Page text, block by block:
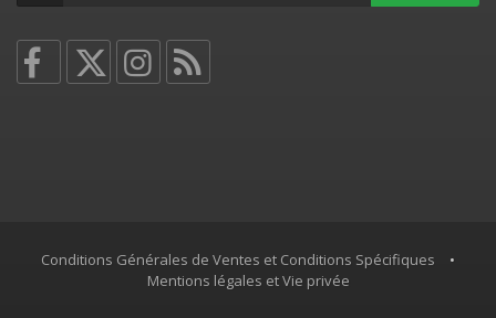
Conditions Générales de Ventes et Conditions Spécifiques
•
Mentions légales et Vie privée